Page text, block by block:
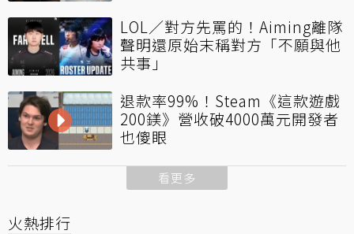
LOL／對方先罵的！Aiming離隊
聲明還原始末稱對方「不願與他
共事」
退款率99%！Steam《這款遊戲
200鎂》營收破4000萬元開發者
也傻眼
看更多
火熱排行